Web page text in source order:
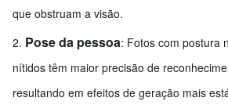
que obstruam a visão.
Pose da pessoa: Fotos com postura
nítidos têm maior precisão de
resultando em efeitos de geração mais